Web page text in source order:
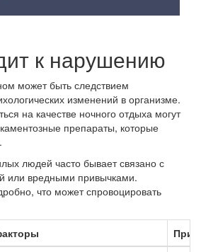
к нарушению
может быть следствием
изменений в организме.
на качестве ночного отдыха могут
препараты, которые
людей часто бывает связано с
или вредными привычками.
что может спровоцировать